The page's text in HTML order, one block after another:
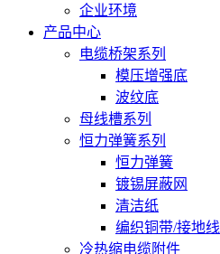
企业环境
产品中心
电缆桥架系列
模压增强底
波纹底
母线槽系列
恒力弹簧系列
恒力弹簧
镀锡屏蔽网
清洁纸
编织铜带/接地线
冷热缩电缆附件